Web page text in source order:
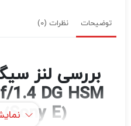
توضیحات نظرات (0)
بررسی لنز
1.4 DG HSM
E)